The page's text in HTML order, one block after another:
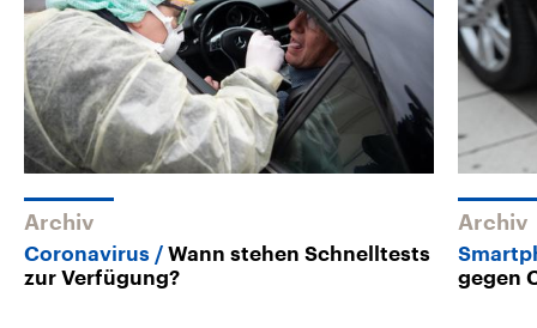
Archiv
Coronavirus
Wann stehen Schnelltests
zur Verfügung?
Archiv
gegen